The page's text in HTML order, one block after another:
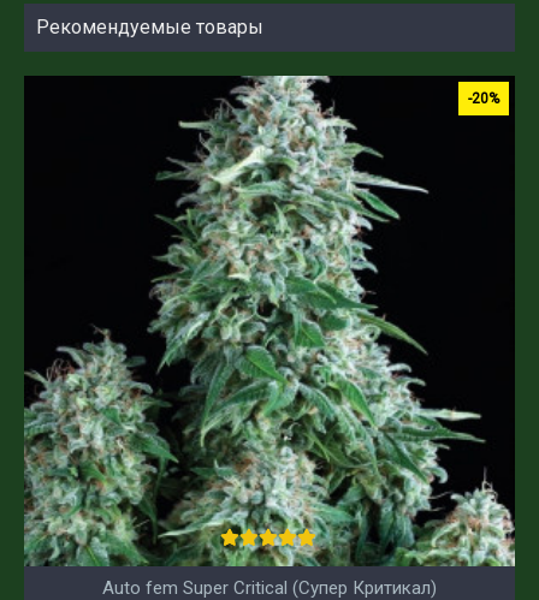
Рекомендуемые товары
-20%
Auto fem Super Critical (Супер Критикал)